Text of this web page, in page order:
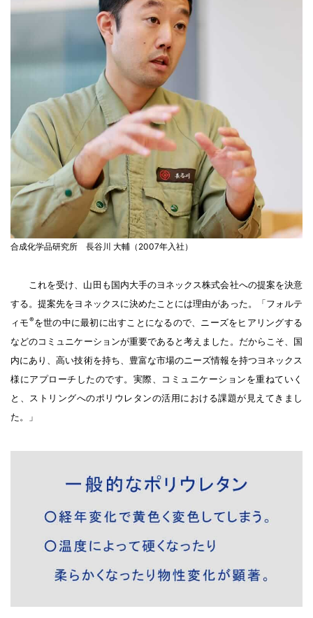
合成化学品研究所 長谷川 大輔（2007年入社）
これを受け、山田も国内大手のヨネックス株式会社への提案を決意
する。提案先をヨネックスに決めたことには理由があった。「フォルテ
ィモ®を世の中に最初に出すことになるので、ニーズをヒアリングする
などのコミュニケーションが重要であると考えました。だからこそ、国
内にあり、高い技術を持ち、豊富な市場のニーズ情報を持つヨネックス
様にアプローチしたのです。実際、コミュニケーションを重ねていく
と、ストリングへのポリウレタンの活用における課題が見えてきまし
た。」